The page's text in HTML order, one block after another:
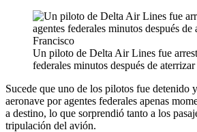
Un piloto de Delta Air Lines fue
federales minutos después de
Sucede que uno de los pilotos fue detenido
aeronave por agentes federales apenas
a destino, lo que sorprendió tanto a los
tripulación del avión.